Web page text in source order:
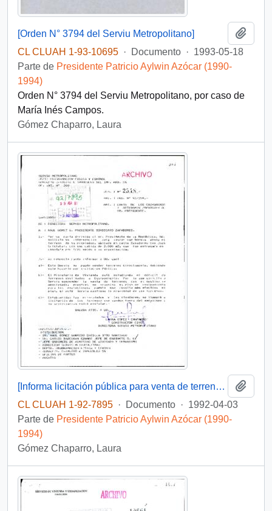
[Orden N° 3794 del Serviu Metropolitano]
CL CLUAH 1-93-10695 · Documento · 1993-05-18
Parte de Presidente Patricio Aylwin Azócar (1990-
1994)
Orden N° 3794 del Serviu Metropolitano, por caso de
María Inés Campos.
Gómez Chaparro, Laura
[Informa licitación pública para venta de terreno por medio de SERVIU]
CL CLUAH 1-92-7895 · Documento · 1992-04-03
Parte de Presidente Patricio Aylwin Azócar (1990-
1994)
Gómez Chaparro, Laura